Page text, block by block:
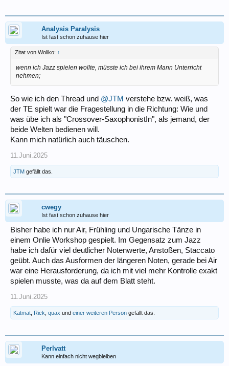
Analysis Paralysis
Ist fast schon zuhause hier
Zitat von Woliko: ↑
wenn ich Jazz spielen wollte, müsste ich bei ihrem Mann Unterricht
nehmen;
So wie ich den Thread und @JTM verstehe bzw. weiß, was
der TE spielt war die Fragestellung in die Richtung: Wie und
was übe ich als "Crossover-SaxophonistIn", als jemand, der
beide Welten bedienen will.
Kann mich natürlich auch täuschen.
11.Juni.2025
JTM gefällt das.
cwegy
Ist fast schon zuhause hier
Bisher habe ich nur Air, Frühling und Ungarische Tänze in
einem Onlie Workshop gespielt. Im Gegensatz zum Jazz
habe ich dafür viel deutlicher Notenwerte, Anstoßen, Staccato
geübt. Auch das Ausformen der längeren Noten, gerade bei Air
war eine Herausforderung, da ich mit viel mehr Kontrolle exakt
spielen musste, was da auf dem Blatt steht.
11.Juni.2025
Katmat Rick quax und einer weiteren Person gefällt das.
Perlvatt
Kann einfach nicht wegbleiben